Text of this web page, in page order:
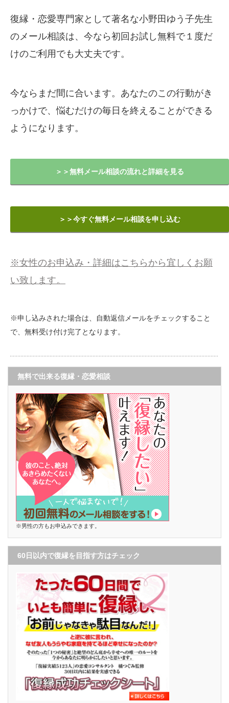
復縁・恋愛専門家として著名な小野田ゆう子先生
のメール相談は、今なら初回お試し無料で１度だ
けのご利用でも大丈夫です。
今ならまだ間に合います。あなたのこの行動がき
っかけで、悩むだけの毎日を終えることができる
ようになります。
＞＞無料メール相談の流れと詳細を見る
＞＞今すぐ無料メール相談を申し込む
※女性のお申込み・詳細はこちらから宜しくお願
い致します。
※申し込みされた場合は、自動返信メールをチェックすること
で、無料受け付け完了となります。
無料で出来る復縁・恋愛相談
※男性の方もお申込みできます。
60日以内で復縁を目指す方はチェック